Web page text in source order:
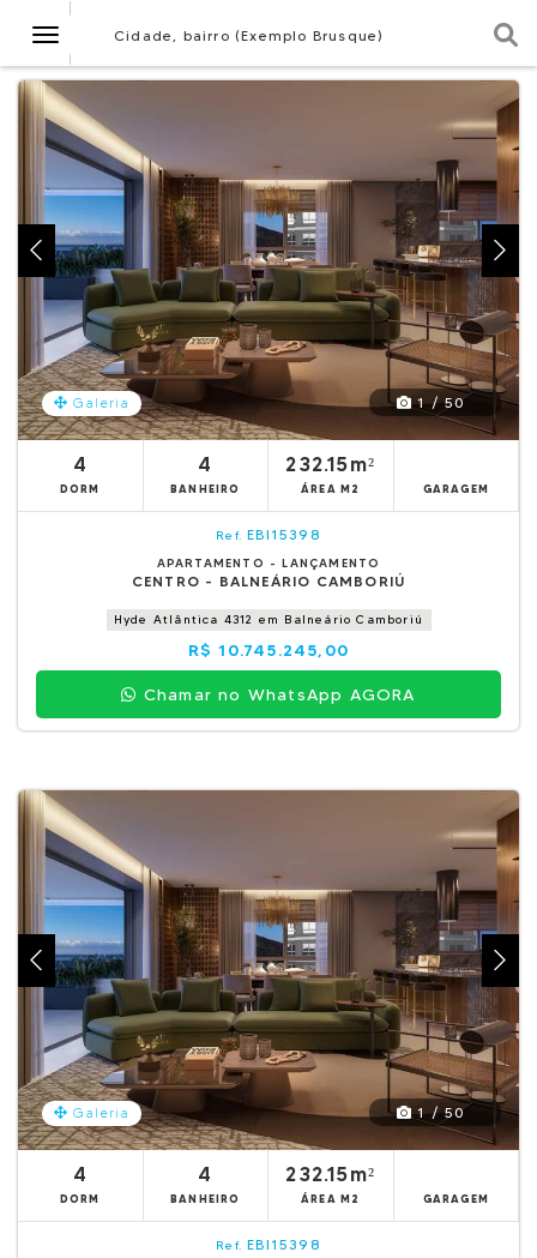
NavegaçãoCidade, bairro (Exemplo Brusque)
Galeria 1 / 50
4
DORM
4
BANHEIRO
232.15m²
ÁREA M2 GARAGEM
Ref. EBI15398
APARTAMENTO - LANÇAMENTO
CENTRO - BALNEÁRIO CAMBORIÚ
Hyde Atlântica 4312 em Balneário Camboriú
R$ 10.745.245,00
Chamar no WhatsApp AGORA
Galeria 1 / 50
4
DORM
4
BANHEIRO
232.15m²
ÁREA M2 GARAGEM
Ref. EBI15398